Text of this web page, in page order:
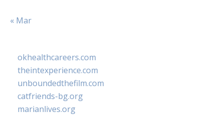
« Mar
okhealthcareers.com
theintexperience.com
unboundedthefilm.com
catfriends-bg.org
marianlives.org